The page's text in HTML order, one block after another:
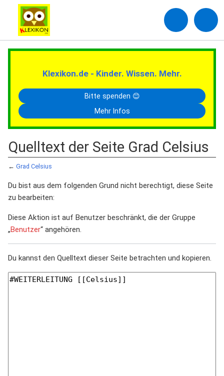
Klexikon.de - Kinder. Wissen. Mehr.
Bitte spenden 😊
Mehr Infos
Quelltext der Seite Grad Celsius
← Grad Celsius
Du bist aus dem folgenden Grund nicht berechtigt, diese Seite
zu bearbeiten:
Diese Aktion ist auf Benutzer beschränkt, die der Gruppe
„Benutzer“ angehören.
Du kannst den Quelltext dieser Seite betrachten und kopieren.